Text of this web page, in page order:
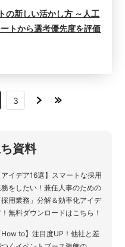
の新しい活かし方 ～人工
トから選考優先度を評価
3
資料
アイデア16選】スマートな採用
をしたい！兼任人事のための
採用業務」分解＆効率化アイデ
！無料ダウンロードはこちら！
How to】注目度UP！他社と差